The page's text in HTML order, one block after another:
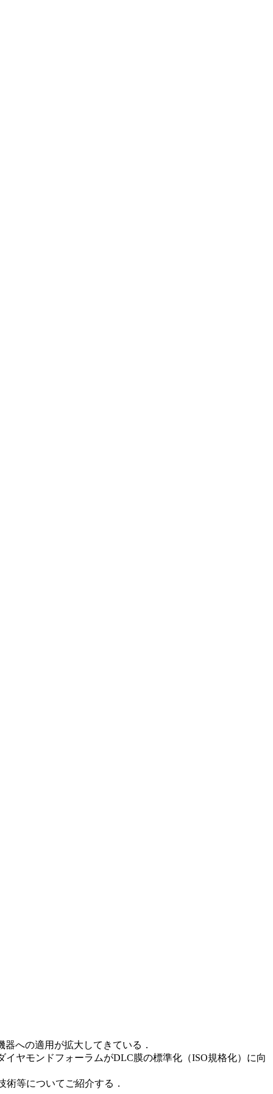
への適用が拡大してきている．
ヤモンドフォーラムがDLC膜の標準化（ISO規格化）に向
等についてご紹介する．